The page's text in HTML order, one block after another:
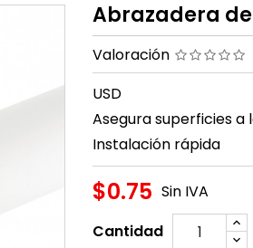
Abrazadera
Valoración
USD
Asegura superficies a
Instalación rápida
$0.75 Sin IVA
Cantidad